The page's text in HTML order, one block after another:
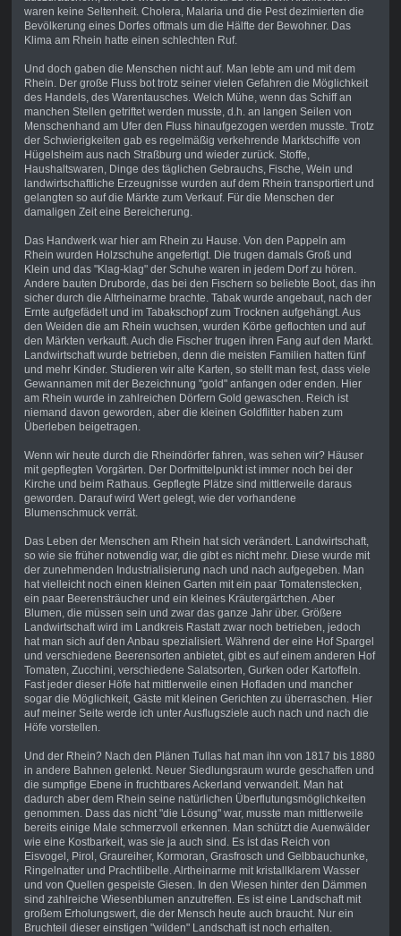
waren keine Seltenheit. Cholera, Malaria und die Pest dezimierten die
Bevölkerung eines Dorfes oftmals um die Hälfte der Bewohner. Das
Klima am Rhein hatte einen schlechten Ruf.
Und doch gaben die Menschen nicht auf. Man lebte am und mit dem
Rhein. Der große Fluss bot trotz seiner vielen Gefahren die Möglichkeit
des Handels, des Warentausches. Welch Mühe, wenn das Schiff an
manchen Stellen getriftet werden musste, d.h. an langen Seilen von
Menschenhand am Ufer den Fluss hinaufgezogen werden musste. Trotz
der Schwierigkeiten gab es regelmäßig verkehrende Marktschiffe von
Hügelsheim aus nach Straßburg und wieder zurück. Stoffe,
Haushaltswaren, Dinge des täglichen Gebrauchs, Fische, Wein und
landwirtschaftliche Erzeugnisse wurden auf dem Rhein transportiert und
gelangten so auf die Märkte zum Verkauf. Für die Menschen der
damaligen Zeit eine Bereicherung.
Das Handwerk war hier am Rhein zu Hause. Von den Pappeln am
Rhein wurden Holzschuhe angefertigt. Die trugen damals Groß und
Klein und das "Klag-klag" der Schuhe waren in jedem Dorf zu hören.
Andere bauten Druborde, das bei den Fischern so beliebte Boot, das ihn
sicher durch die Altrheinarme brachte. Tabak wurde angebaut, nach der
Ernte aufgefädelt und im Tabakschopf zum Trocknen aufgehängt. Aus
den Weiden die am Rhein wuchsen, wurden Körbe geflochten und auf
den Märkten verkauft. Auch die Fischer trugen ihren Fang auf den Markt.
Landwirtschaft wurde betrieben, denn die meisten Familien hatten fünf
und mehr Kinder. Studieren wir alte Karten, so stellt man fest, dass viele
Gewannamen mit der Bezeichnung "gold" anfangen oder enden. Hier
am Rhein wurde in zahlreichen Dörfern Gold gewaschen. Reich ist
niemand davon geworden, aber die kleinen Goldflitter haben zum
Überleben beigetragen.
Wenn wir heute durch die Rheindörfer fahren, was sehen wir? Häuser
mit gepflegten Vorgärten. Der Dorfmittelpunkt ist immer noch bei der
Kirche und beim Rathaus. Gepflegte Plätze sind mittlerweile daraus
geworden. Darauf wird Wert gelegt, wie der vorhandene
Blumenschmuck verrät.
Das Leben der Menschen am Rhein hat sich verändert. Landwirtschaft,
so wie sie früher notwendig war, die gibt es nicht mehr. Diese wurde mit
der zunehmenden Industrialisierung nach und nach aufgegeben. Man
hat vielleicht noch einen kleinen Garten mit ein paar Tomatenstecken,
ein paar Beerensträucher und ein kleines Kräutergärtchen. Aber
Blumen, die müssen sein und zwar das ganze Jahr über. Größere
Landwirtschaft wird im Landkreis Rastatt zwar noch betrieben, jedoch
hat man sich auf den Anbau spezialisiert. Während der eine Hof Spargel
und verschiedene Beerensorten anbietet, gibt es auf einem anderen Hof
Tomaten, Zucchini, verschiedene Salatsorten, Gurken oder Kartoffeln.
Fast jeder dieser Höfe hat mittlerweile einen Hofladen und mancher
sogar die Möglichkeit, Gäste mit kleinen Gerichten zu überraschen. Hier
auf meiner Seite werde ich unter Ausflugsziele auch nach und nach die
Höfe vorstellen.
Und der Rhein? Nach den Plänen Tullas hat man ihn von 1817 bis 1880
in andere Bahnen gelenkt. Neuer Siedlungsraum wurde geschaffen und
die sumpfige Ebene in fruchtbares Ackerland verwandelt. Man hat
dadurch aber dem Rhein seine natürlichen Überflutungsmöglichkeiten
genommen. Dass das nicht "die Lösung" war, musste man mittlerweile
bereits einige Male schmerzvoll erkennen. Man schützt die Auenwälder
wie eine Kostbarkeit, was sie ja auch sind. Es ist das Reich von
Eisvogel, Pirol, Graureiher, Kormoran, Grasfrosch und Gelbbauchunke,
Ringelnatter und Prachtlibelle. Alrtheinarme mit kristallklarem Wasser
und von Quellen gespeiste Giesen. In den Wiesen hinter den Dämmen
sind zahlreiche Wiesenblumen anzutreffen. Es ist eine Landschaft mit
großem Erholungswert, die der Mensch heute auch braucht. Nur ein
Bruchteil dieser einstigen "wilden" Landschaft ist noch erhalten.